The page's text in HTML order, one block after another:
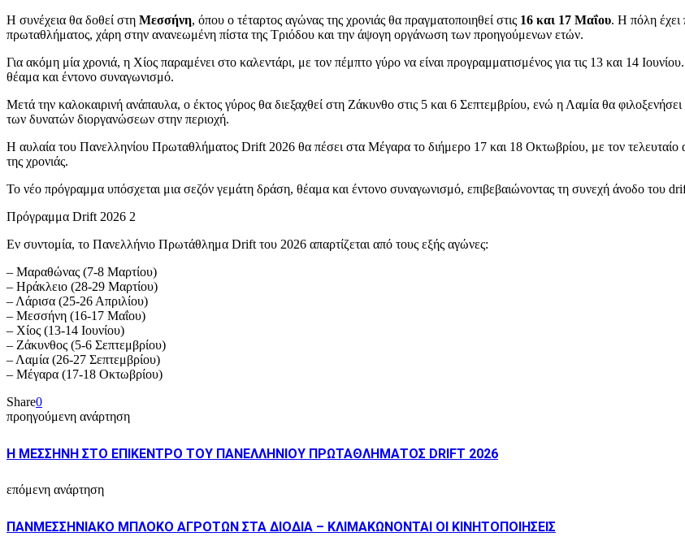
Η συνέχεια θα δοθεί στη Μεσσήνη, όπου ο τέταρτος αγώνας της χρονιάς θα πραγματοποιηθεί στις 16 και 17 Μαΐου. Η πόλη έχει
πρωταθλήματος, χάρη στην ανανεωμένη πίστα της Τριόδου και την άψογη οργάνωση των προηγούμενων ετών.
Για ακόμη μία χρονιά, η Χίος παραμένει στο καλεντάρι, με τον πέμπτο γύρο να είναι προγραμματισμένος για τις 13 και 14
θέαμα και έντονο συναγωνισμό.
Μετά την καλοκαιρινή ανάπαυλα, ο έκτος γύρος θα διεξαχθεί στη Ζάκυνθο στις 5 και 6 Σεπτεμβρίου, ενώ η Λαμία θα
των δυνατών διοργανώσεων στην περιοχή.
Η αυλαία του Πανελληνίου Πρωταθλήματος Drift 2026 θα πέσει στα Μέγαρα το διήμερο 17 και 18 Οκτωβρίου, με τον τελευταίο
της χρονιάς.
Το νέο πρόγραμμα υπόσχεται μια σεζόν γεμάτη δράση, θέαμα και έντονο συναγωνισμό, επιβεβαιώνοντας τη συνεχή άνοδο του
Πρόγραμμα Drift 2026 2
Εν συντομία, το Πανελλήνιο Πρωτάθλημα Drift του 2026 απαρτίζεται από τους εξής αγώνες:
– Μαραθώνας (7-8 Μαρτίου)
– Ηράκλειο (28-29 Μαρτίου)
– Λάρισα (25-26 Απριλίου)
– Μεσσήνη (16-17 Μαΐου)
– Χίος (13-14 Ιουνίου)
– Ζάκυνθος (5-6 Σεπτεμβρίου)
– Λαμία (26-27 Σεπτεμβρίου)
– Μέγαρα (17-18 Οκτωβρίου)
Share0
προηγούμενη ανάρτηση
Η ΜΕΣΣΗΝΗ ΣΤΟ ΕΠΙΚΕΝΤΡΟ ΤΟΥ ΠΑΝΕΛΛΗΝΙΟΥ ΠΡΩΤΑΘΛΗΜΑΤΟΣ DRIFT 2026
επόμενη ανάρτηση
ΠΑΝΜΕΣΣΗΝΙΑΚΟ ΜΠΛΟΚΟ ΑΓΡΟΤΩΝ ΣΤΑ ΔΙΟΔΙΑ – ΚΛΙΜΑΚΩΝΟΝΤΑΙ ΟΙ ΚΙΝΗΤΟΠΟΙΗΣΕΙΣ